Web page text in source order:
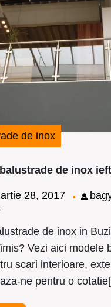
de inox
de inox
28, 2017martie
2017
de inox in
Vezi aici modele
scari interioare,
ne pentru o